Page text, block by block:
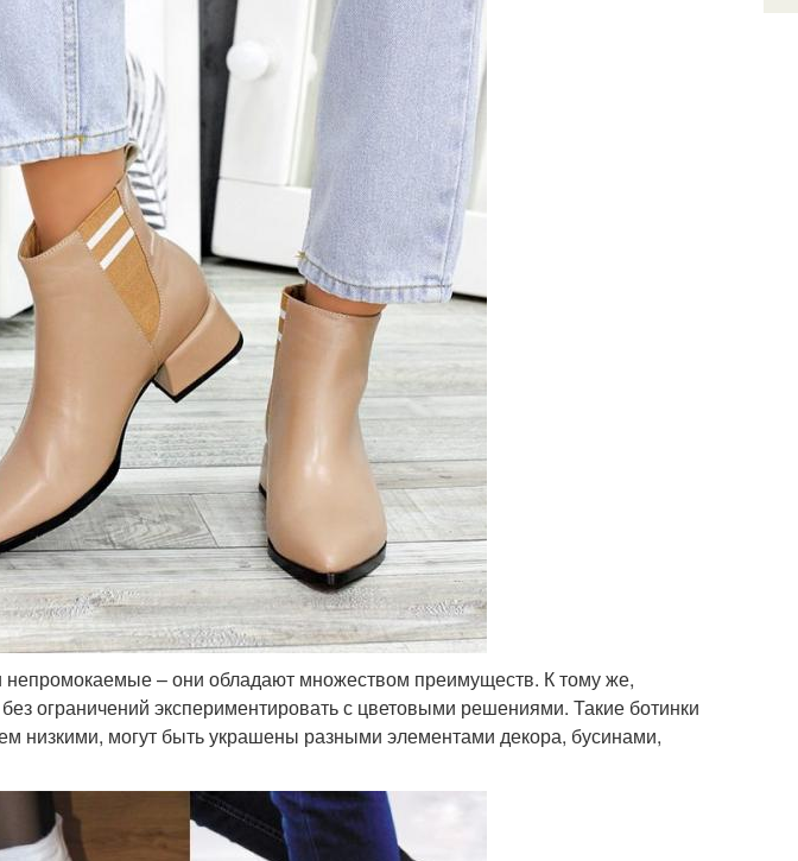
– они обладают множеством преимуществ. К тому же,
ограничений экспериментировать с цветовыми решениями. Такие ботинки
низкими, могут быть украшены разными элементами декора, бусинами,